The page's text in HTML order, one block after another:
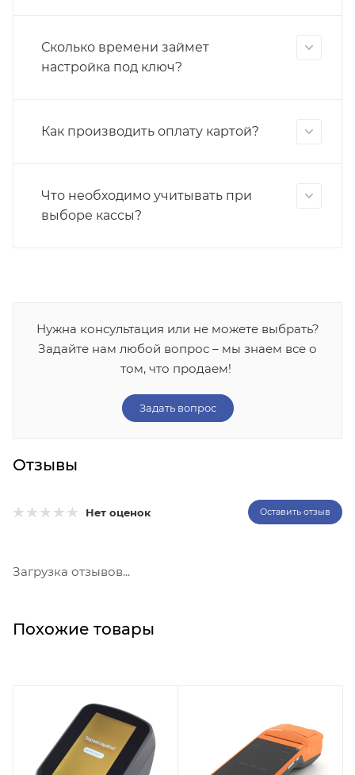
Сколько времени займет
настройка под ключ?
Как производить оплату картой?
Что необходимо учитывать при
выборе кассы?
Нужна консультация или не можете выбрать?
Задайте нам любой вопрос – мы знаем все о
том, что продаем!
Задать вопрос
Отзывы
Нет оценок Оставить отзыв
Загрузка отзывов...
Похожие товары